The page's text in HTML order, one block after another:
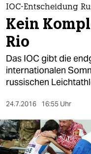
themen
politik
öko
gesellschaft
sport
berlin
IOC-Entscheidung
Kein
Rio
Das IOC gibt die
internationalen
russischen
24.7.2016 16:55 Uhr